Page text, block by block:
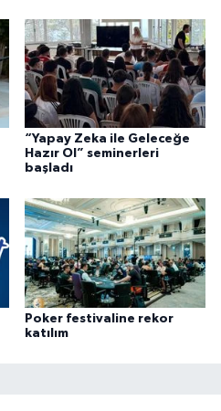
“Yapay Zeka ile Geleceğe
Hazır Ol” seminerleri
başladı
Poker festivaline rekor
katılım